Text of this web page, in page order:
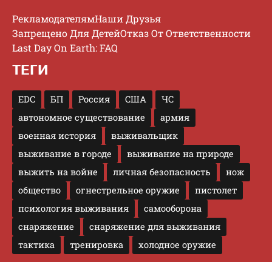
РекламодателямНаши Друзья
Запрещено Для ДетейОтказ От Ответственности
Last Day On Earth: FAQ
ТЕГИ
EDC БП Россия США
ЧС
автономное существование
армия
военная история
выживальщик
выживание в городе
выживание на природе
выжить на войне
личная безопасность
нож
общество
огнестрельное оружие
пистолет
психология выживания
самооборона
снаряжение
снаряжение для выживания
тактика
тренировка холодное оружие